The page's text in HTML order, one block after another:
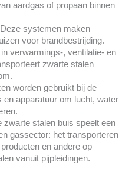
aardgas of propaan binnen
Deze systemen maken
voor brandbestrijding.
verwarmings-, ventilatie- en
zwarte stalen
worden gebruikt bij de
apparatuur om lucht, water
zwarte stalen buis speelt een
gassector: het transporteren
en andere op
vanuit pijpleidingen.